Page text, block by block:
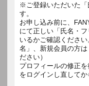
※ご登録いただいた「
す。
お申し込み前に、
にて正しい「氏名・
いるかご確認くださ
名」、新規会員の方
ださい）
プロフィールの修正
をログインし直して